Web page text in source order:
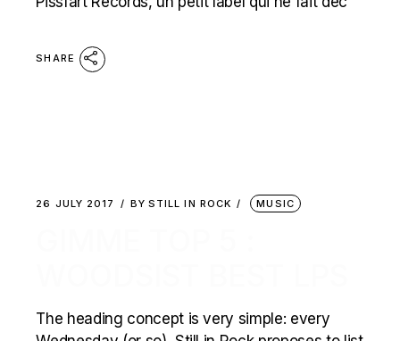
SHARE
26 JULY 2017 BY STILL IN ROCK MUSIC
The heading concept is very simple: every